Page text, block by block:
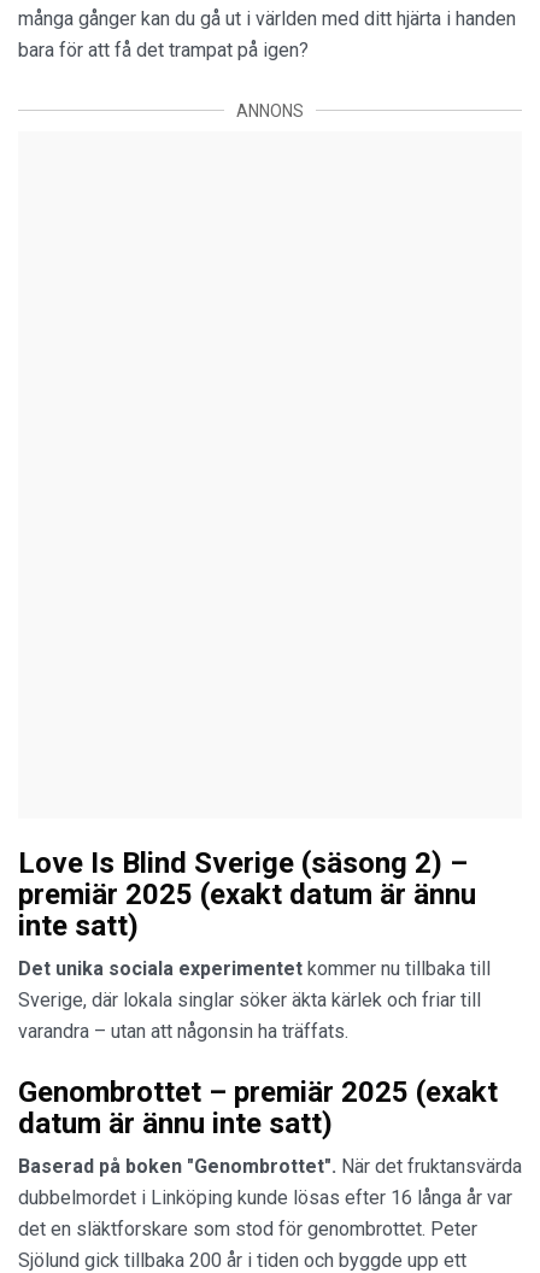
många gånger kan du gå ut i världen med ditt hjärta i handen
bara för att få det trampat på igen?
ANNONS
Love Is Blind Sverige (säsong 2) –
premiär 2025 (exakt datum är ännu
inte satt)
Det unika sociala experimentet kommer nu tillbaka till
Sverige, där lokala singlar söker äkta kärlek och friar till
varandra – utan att någonsin ha träffats.
Genombrottet – premiär 2025 (exakt
datum är ännu inte satt)
Baserad på boken "Genombrottet". När det fruktansvärda
dubbelmordet i Linköping kunde lösas efter 16 långa år var
det en släktforskare som stod för genombrottet. Peter
Sjölund gick tillbaka 200 år i tiden och byggde upp ett